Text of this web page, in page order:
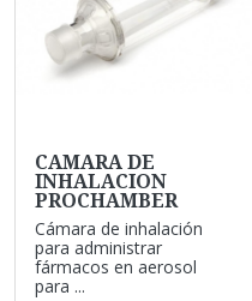
CAMARA DE
INHALACION
PROCHAMBER
Cámara de inhalación
para administrar
fármacos en aerosol
para ...